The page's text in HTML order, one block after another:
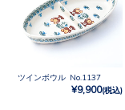
ツインボウル No.1137
¥9,900(税込)